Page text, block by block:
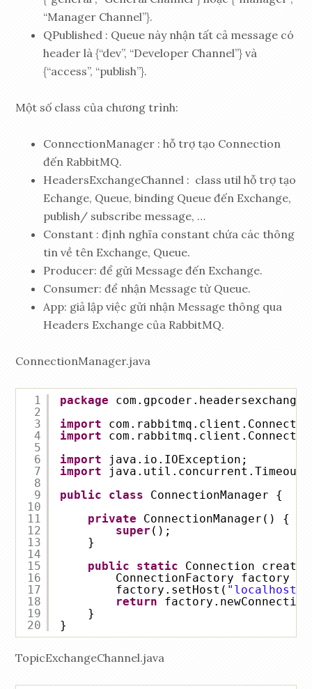
“Manager Channel”}.
QPublished : Queue này nhận tất cả message có
header là {“dev”, “Developer Channel”} và
{“access”, “publish”}.
Một số class của chương trình:
ConnectionManager : hỗ trợ tạo Connection
đến RabbitMQ.
HeadersExchangeChannel : class util hỗ trợ tạo
Echange, Queue, binding Queue đến Exchange,
publish/ subscribe message, …
Constant : định nghĩa constant chứa các thông
tin về tên Exchange, Queue.
Producer: để gửi Message đến Exchange.
Consumer: để nhận Message từ Queue.
App: giả lập việc gửi nhận Message thông qua
Headers Exchange của RabbitMQ.
ConnectionManager.java
1
2
3
4
5
6
7
8
9
10
11
12
13
14
15
16
17
18
19
20
package
com.gpcoder.headersexchange;
import
import
import
java.io.IOException;
import
public
class
ConnectionManager {
private
ConnectionManager() {
super ();
}
public
static
Connection
ConnectionFactory factory =
factory.setHost( "localhost"
return
}
}
TopicExchangeChannel.java